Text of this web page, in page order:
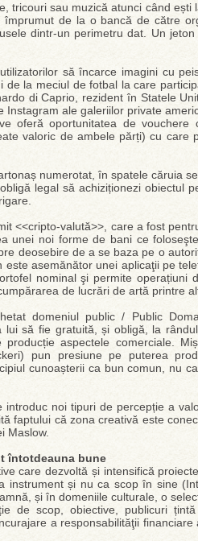
tricouri sau muzică atunci când ești
de la o bancă de către
dintr-un perimetru dat. Un
să încarce imagini cu
la meciul de fotbal la care
di Caprio, rezident în Statele
ale galeriilor private
oferă oportunitatea de vouchere
valoric de ambele părți) cu care
numerotat, în spatele căruia
legal să achiziționezi obiectul
<<cripto-valută>>, care a fost
unei noi forme de bani ce
deosebire de a se baza pe o
este asemănător unei aplicaţii pe
nominal şi permite operațiuni
de lucrări de artă printre
domeniul public / Public
să fie gratuită, și obligă, la
aspectele comerciale.
pun presiune pe puterea
cunoașterii ca bun comun, nu
noi tipuri de percepție a
faptului că zona creativă este
Maslow.
întotdeauna bune
care dezvoltă și intensifică
instrument și nu ca scop în sine
și în domeniile culturale, o
de scop, obiective, publicuri
a responsabilităţii financiare